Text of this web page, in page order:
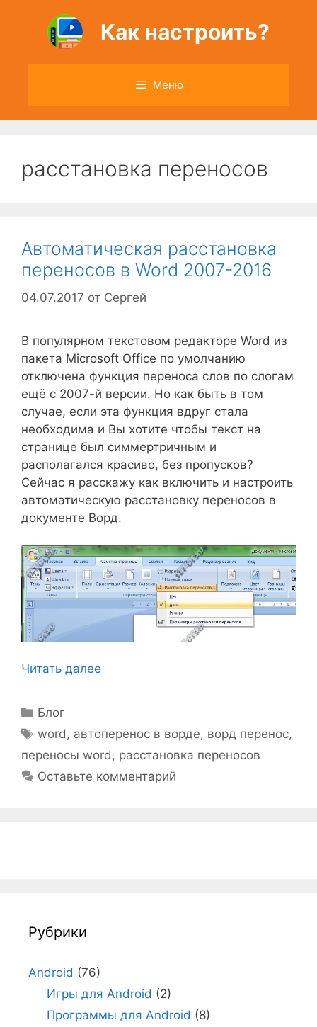
содержимому
Как настроить?
Меню
расстановка переносов
Автоматическая расстановка
переносов в Word 2007-2016
04.07.2017 от Сергей
В популярном текстовом редакторе Word из
пакета Microsoft Office по умолчанию
отключена функция переноса слов по слогам
ещё с 2007-й версии. Но как быть в том
случае, если эта функция вдруг стала
необходима и Вы хотите чтобы текст на
странице был симмертричным и
располагался красиво, без пропусков?
Сейчас я расскажу как включить и настроить
автоматическую расстановку переносов в
документе Ворд.
Читать далее
Рубрики
Блог
Метки
word, автоперенос в ворде, ворд перенос,
переносы word, расстановка переносов
Оставьте комментарий
Рубрики
Android (76)
Игры для Android (2)
Программы для Android (8)